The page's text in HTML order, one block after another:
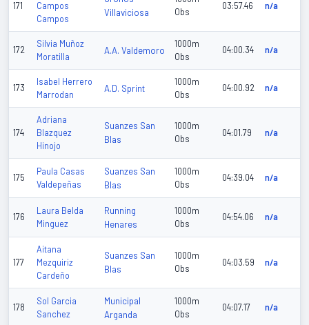
171
Campos
Campos
Villaviciosa
Obs
03:57.46 n/a
172
Silvia Muñoz
Moratilla
A.A. Valdemoro
1000m
Obs
04:00.34 n/a
173
Isabel Herrero
Marrodan
A.D. Sprint
1000m
Obs
04:00.92 n/a
174
Adriana
Blazquez
Hinojo
Suanzes San
Blas
1000m
Obs
04:01.79 n/a
175
Paula Casas
Valdepeñas
Suanzes San
Blas
1000m
Obs
04:39.04 n/a
176
Laura Belda
Minguez
Running
Henares
1000m
Obs
04:54.06 n/a
177
Aitana
Mezquiriz
Cardeño
Suanzes San
Blas
1000m
Obs
04:03.59 n/a
178
Sol Garcia
Sanchez
Municipal
Arganda
1000m
Obs
04:07.17 n/a